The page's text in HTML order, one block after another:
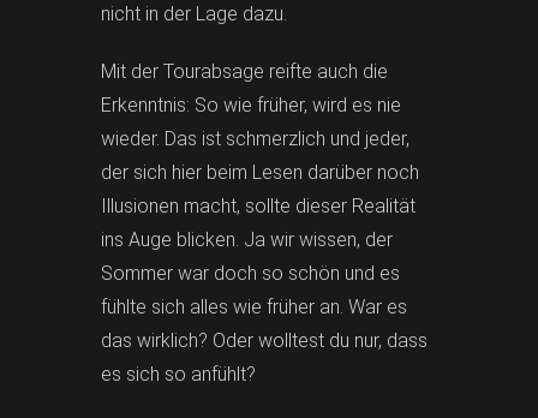
nicht in der Lage dazu.
Mit der Tourabsage reifte auch die
Erkenntnis: So wie früher, wird es nie
wieder. Das ist schmerzlich und jeder,
der sich hier beim Lesen darüber noch
Illusionen macht, sollte dieser Realität
ins Auge blicken. Ja wir wissen, der
Sommer war doch so schön und es
fühlte sich alles wie früher an. War es
das wirklich? Oder wolltest du nur, dass
es sich so anfühlt?